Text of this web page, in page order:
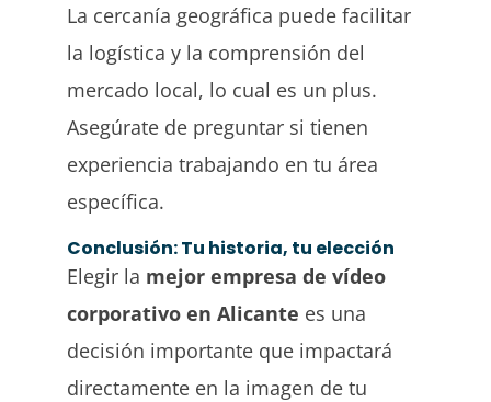
La cercanía geográfica puede facilitar
la logística y la comprensión del
mercado local, lo cual es un plus.
Asegúrate de preguntar si tienen
experiencia trabajando en tu área
específica.
Conclusión: Tu historia, tu elección
Elegir la mejor empresa de vídeo
corporativo en Alicante es una
decisión importante que impactará
directamente en la imagen de tu